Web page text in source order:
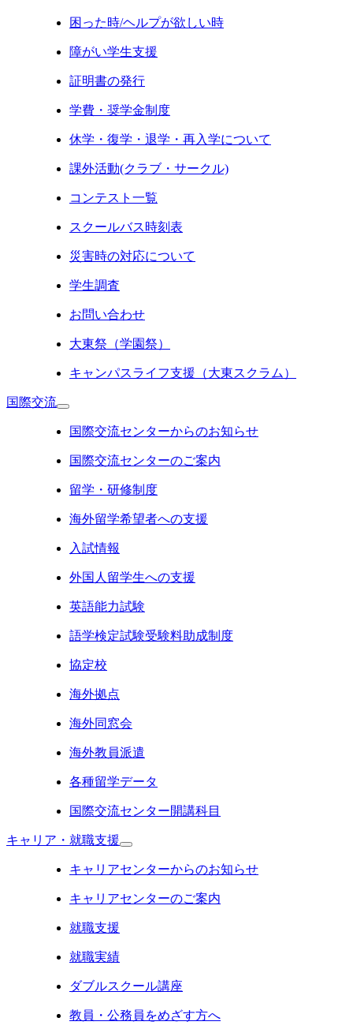
困った時/ヘルプが欲しい時
障がい学生支援
証明書の発行
学費・奨学金制度
休学・復学・退学・再入学について
課外活動(クラブ・サークル)
コンテスト一覧
スクールバス時刻表
災害時の対応について
学生調査
お問い合わせ
大東祭（学園祭）
キャンパスライフ支援（大東スクラム）
国際交流
国際交流センターからのお知らせ
国際交流センターのご案内
留学・研修制度
海外留学希望者への支援
入試情報
外国人留学生への支援
英語能力試験
語学検定試験受験料助成制度
協定校
海外拠点
海外同窓会
海外教員派遣
各種留学データ
国際交流センター開講科目
キャリア・就職支援
キャリアセンターからのお知らせ
キャリアセンターのご案内
就職支援
就職実績
ダブルスクール講座
教員・公務員をめざす方へ